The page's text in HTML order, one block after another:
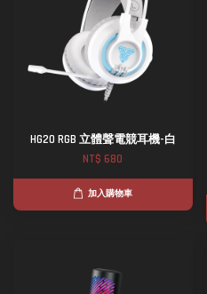
HG20 RGB 立體聲電競耳機-白
NT$ 680
加入購物車